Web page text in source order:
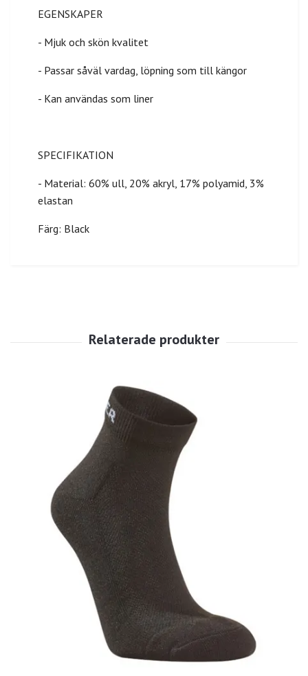
EGENSKAPER
- Mjuk och skön kvalitet
- Passar såväl vardag, löpning som till kängor
- Kan användas som liner
SPECIFIKATION
- Material: 60% ull, 20% akryl, 17% polyamid, 3%
elastan
Färg: Black